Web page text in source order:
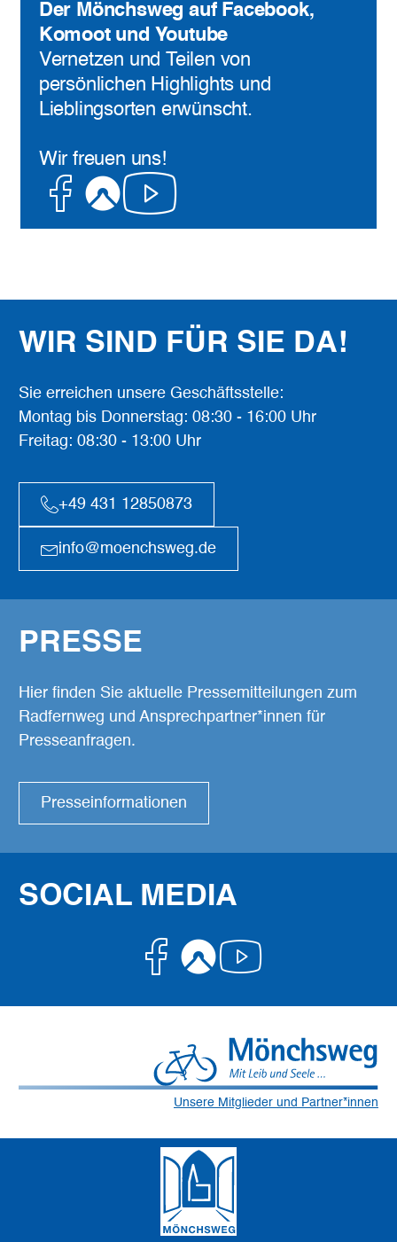
Der Mönchsweg auf Facebook,
Komoot und Youtube
Vernetzen und Teilen von
persönlichen Highlights und
Lieblingsorten erwünscht.
Wir freuen uns!
Facebook
KomootYoutube
WIR SIND FÜR SIE DA!
Sie erreichen unsere Geschäftsstelle:
Montag bis Donnerstag: 08:30 - 16:00 Uhr
Freitag: 08:30 - 13:00 Uhr
+49 431 12850873
info@moenchsweg.de
PRESSE
Hier finden Sie aktuelle Pressemitteilungen zum
Radfernweg und Ansprechpartner*innen für
Presseanfragen.
Presseinformationen
SOCIAL MEDIA
Facebook
Komoot
Youtube
Unsere Mitglieder und Partner*innen